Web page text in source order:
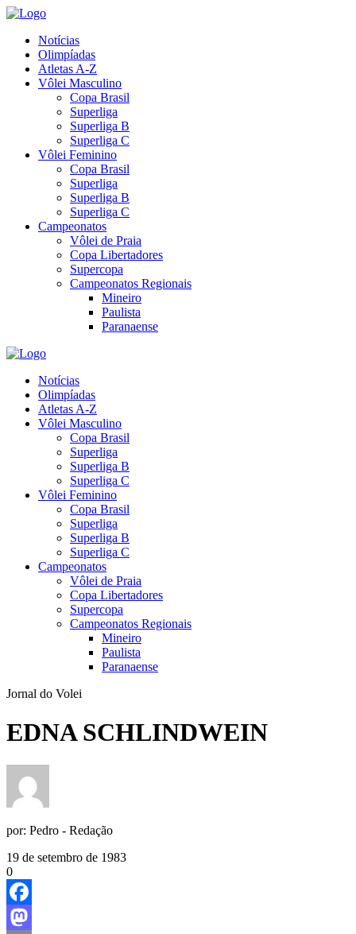
Notícias
Olimpíadas
Atletas A-Z
Vôlei Masculino
Copa Brasil
Superliga
Superliga B
Superliga C
Vôlei Feminino
Copa Brasil
Superliga
Superliga B
Superliga C
Campeonatos
Vôlei de Praia
Copa Libertadores
Supercopa
Campeonatos Regionais
Mineiro
Paulista
Paranaense
Notícias
Olimpíadas
Atletas A-Z
Vôlei Masculino
Copa Brasil
Superliga
Superliga B
Superliga C
Vôlei Feminino
Copa Brasil
Superliga
Superliga B
Superliga C
Campeonatos
Vôlei de Praia
Copa Libertadores
Supercopa
Campeonatos Regionais
Mineiro
Paulista
Paranaense
Jornal do Volei
EDNA SCHLINDWEIN
por: Pedro - Redação
19 de setembro de 1983
0
Facebook